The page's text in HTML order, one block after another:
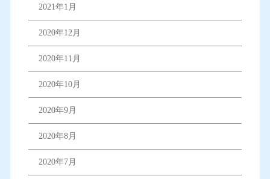
2021年1月
2020年12月
2020年11月
2020年10月
2020年9月
2020年8月
2020年7月